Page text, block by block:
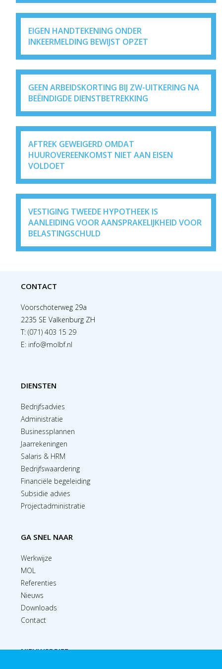
EIGEN HANDTEKENING ONDER
INKEERMELDING BEWIJST OPZET
GEEN ARBEIDSKORTING BIJ ZW-UITKERING NA
BEËINDIGDE DIENSTBETREKKING
AFTREK GEWEIGERD OMDAT
HUUROVEREENKOMST NIET AAN EISEN
VOLDOET
VESTIGING TWEEDE HYPOTHEEK IS
AANLEIDING VOOR AANSPRAKELIJKHEID VOOR
BELASTINGSCHULD
CONTACT
Voorschoterweg 29a
2235 SE Valkenburg ZH
T:(071) 403 15 29
E: info@molbf.nl
DIENSTEN
Bedrijfsadvies
Administratie
Businessplannen
Jaarrekeningen
Salaris & HRM
Bedrijfswaardering
Financiële begeleiding
Subsidie advies
Projectadministratie
GA SNEL NAAR
Werkwijze
MOL
Referenties
Nieuws
Downloads
Contact
NIEUWSBRIEF